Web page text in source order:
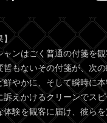
】
ャンはごく普通の付箋を観
哲もないその付箋が、次
鮮やかに、そして瞬時に
訴えかけるクリーンでス
体験を観客に届け、彼ら